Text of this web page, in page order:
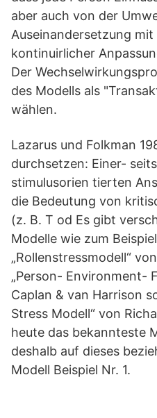
aber auch von der
Auseinandersetzung
kontinuirlicher
Der
des Modells als
wählen.
Lazarus und Folkman
durchsetzen: Einer-
stimulusorien tierten
die Bedeutung von
(z. B. T od Es gibt
Modelle wie zum
„Rollenstressmodell“
„Person- Environment-
Caplan & van Harrison
Stress Modell“ von
heute das bekannteste
deshalb auf dieses
Modell Beispiel Nr. 1.